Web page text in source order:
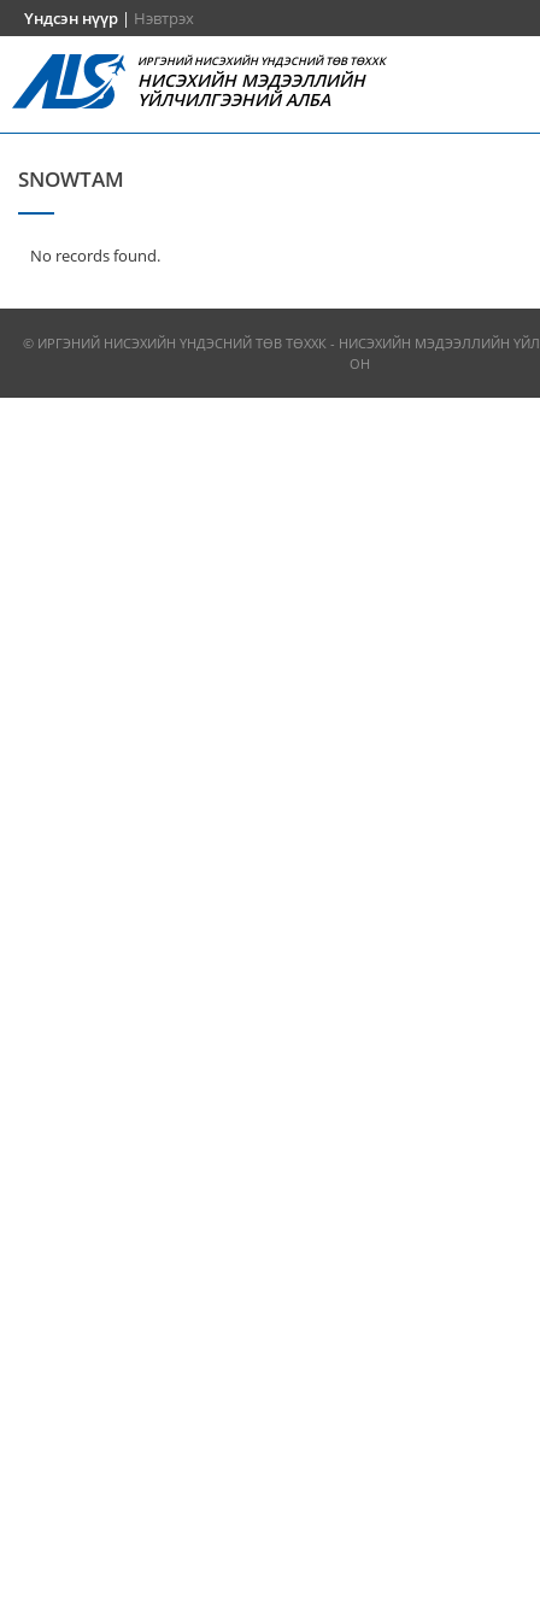
Үндсэн нүүр | Нэвтрэх
ИРГЭНИЙ НИСЭХИЙН ҮНДЭСНИЙ ТӨВ ТӨХХК
НИСЭХИЙН МЭДЭЭЛЛИЙН
ҮЙЛЧИЛГЭЭНИЙ АЛБА
SNOWTAM
No records found.
© ИРГЭНИЙ НИСЭХИЙН ҮНДЭСНИЙ ТӨВ ТӨХХК - НИСЭХИЙН МЭДЭЭЛЛИЙН
ОН